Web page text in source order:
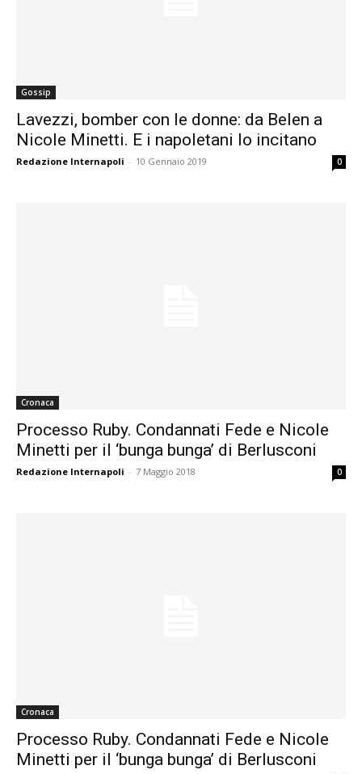
Gossip
Lavezzi, bomber con le donne: da Belen a
Nicole Minetti. E i napoletani lo incitano
Redazione Internapoli - 10 Gennaio 2019 0
Cronaca
Processo Ruby. Condannati Fede e Nicole
Minetti per il ‘bunga bunga’ di Berlusconi
Redazione Internapoli - 7 Maggio 2018 0
Cronaca
Processo Ruby. Condannati Fede e Nicole
Minetti per il ‘bunga bunga’ di Berlusconi